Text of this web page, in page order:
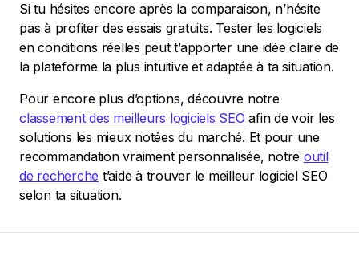
Si tu hésites encore après la comparaison, n’hésite
pas à profiter des essais gratuits. Tester les logiciels
en conditions réelles peut t’apporter une idée claire de
la plateforme la plus intuitive et adaptée à ta situation.
Pour encore plus d’options, découvre notre
classement des meilleurs logiciels SEO afin de voir les
solutions les mieux notées du marché. Et pour une
recommandation vraiment personnalisée, notre outil
de recherche t’aide à trouver le meilleur logiciel SEO
selon ta situation.